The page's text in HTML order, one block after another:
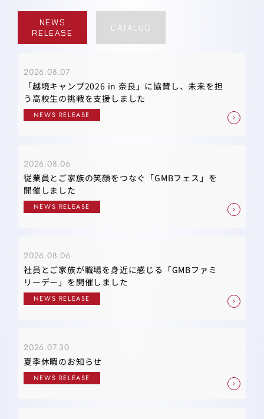
NEWS
RELEASE
CATALOG
2026.08.07
「越境キャンプ2026 in 奈良」に協賛し、未来を担
う高校生の挑戦を支援しました
NEWS RELEASE
2026.08.06
従業員とご家族の笑顔をつなぐ「GMBフェス」を
開催しました
NEWS RELEASE
2026.08.06
社員とご家族が職場を身近に感じる「GMBファミ
リーデー」を開催しました
NEWS RELEASE
2026.07.30
夏季休暇のお知らせ
NEWS RELEASE